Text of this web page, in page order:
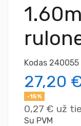
Kodas 240055
27,20
-15%
0,27 € už
Su PVM